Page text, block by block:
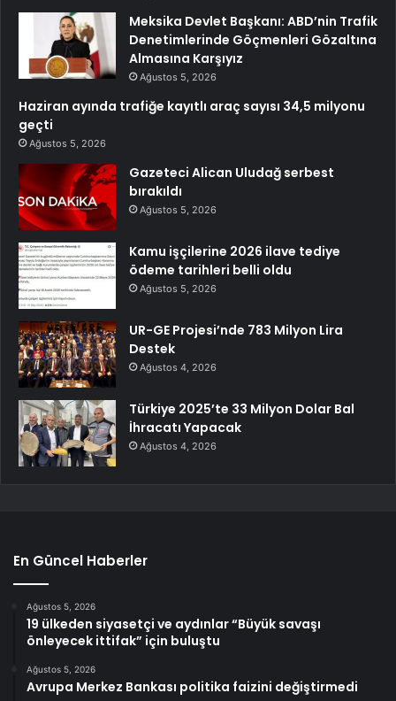
Meksika Devlet Başkanı: ABD’nin Trafik
Denetimlerinde Göçmenleri Gözaltına
Almasına Karşıyız
Ağustos 5, 2026
Haziran ayında trafiğe kayıtlı araç sayısı 34,5 milyonu
geçti
Ağustos 5, 2026
Gazeteci Alican Uludağ serbest
bırakıldı
Ağustos 5, 2026
Kamu işçilerine 2026 ilave tediye
ödeme tarihleri belli oldu
Ağustos 5, 2026
UR-GE Projesi’nde 783 Milyon Lira
Destek
Ağustos 4, 2026
Türkiye 2025’te 33 Milyon Dolar Bal
İhracatı Yapacak
Ağustos 4, 2026
En Güncel Haberler
Ağustos 5, 2026
19 ülkeden siyasetçi ve aydınlar “Büyük savaşı
önleyecek ittifak” için buluştu
Ağustos 5, 2026
Avrupa Merkez Bankası politika faizini değiştirmedi